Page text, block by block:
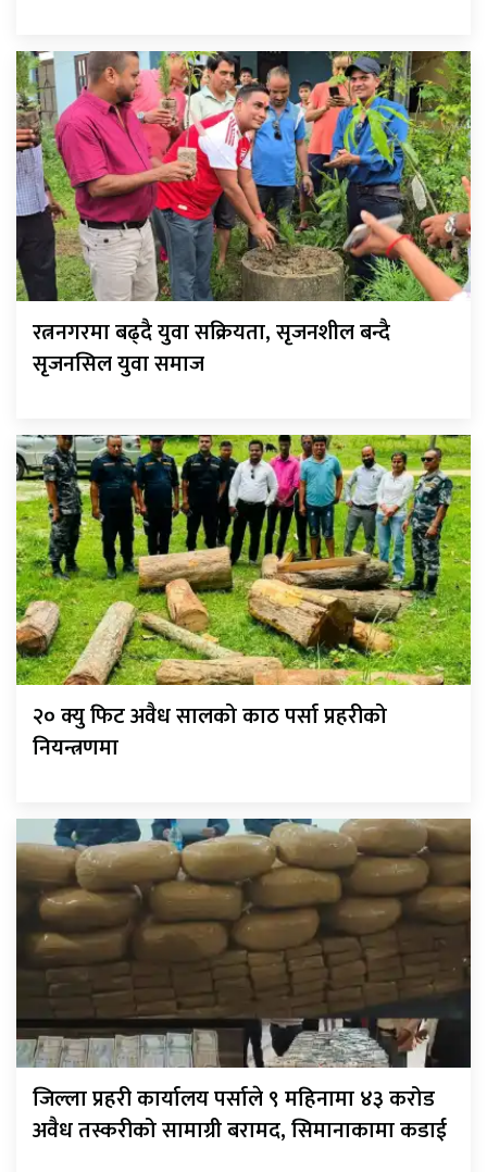
रत्ननगरमा बढ्दै युवा सक्रियता, सृजनशील बन्दै
सृजनसिल युवा समाज
२० क्यु फिट अवैध सालको काठ पर्सा प्रहरीको
नियन्त्रणमा
जिल्ला प्रहरी कार्यालय पर्साले ९ महिनामा ४३ करोड
अवैध तस्करीको सामाग्री बरामद, सिमानाकामा कडाई